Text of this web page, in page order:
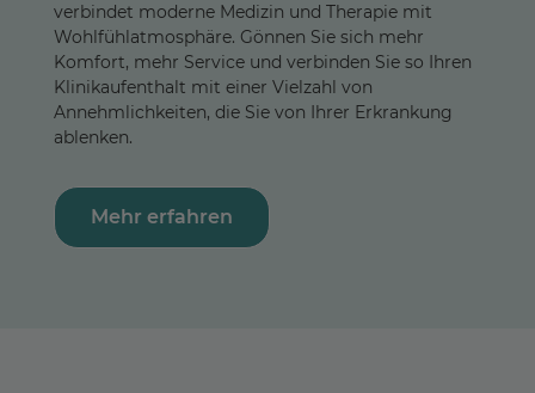
verbindet moderne Medizin und Therapie mit
Wohlfühlatmosphäre. Gönnen Sie sich mehr
Komfort, mehr Service und verbinden Sie so Ihren
Klinikaufenthalt mit einer Vielzahl von
Annehmlichkeiten, die Sie von Ihrer Erkrankung
ablenken.
Mehr erfahren